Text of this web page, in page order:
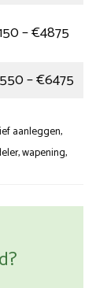
– €4875
– €6475
aanleggen,
wapening,